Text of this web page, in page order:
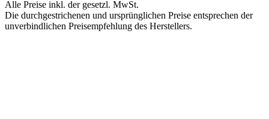
Alle Preise inkl. der gesetzl. MwSt.
Die durchgestrichenen und ursprünglichen Preise entsprechen der
unverbindlichen Preisempfehlung des Herstellers.